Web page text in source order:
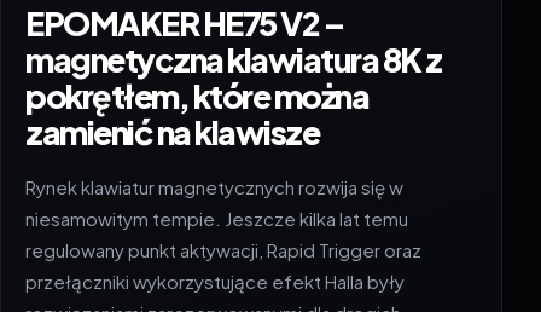
EPOMAKER HE75 V2 –
magnetyczna klawiatura 8K z
pokrętłem, które można
zamienić na klawisze
Rynek klawiatur magnetycznych rozwija się w
niesamowitym tempie. Jeszcze kilka lat temu
regulowany punkt aktywacji, Rapid Trigger oraz
przełączniki wykorzystujące efekt Halla były